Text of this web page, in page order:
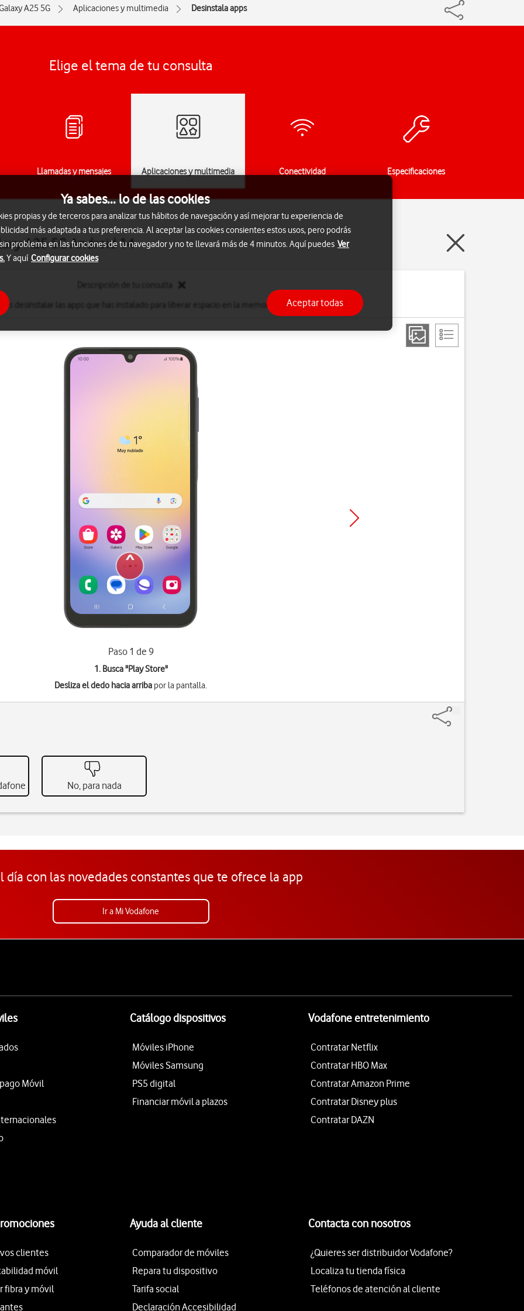
A25 5G Aplicaciones y multimedia Desinstala apps
Elige el tema de tu consulta
Llamadas y mensajes Aplicaciones y multimedia Conectividad Especificaciones
A25 5G Android 14
desinstalar las apps que has instalado para liberar espacio en la memoria.
Paso 1 de 9
1. Busca "Play Store"
Desliza el dedo hacia arriba por la pantalla.
No, para nada
día con las novedades constantes que te ofrece la app
Ir a Mi Vodafone
Móvil
Catálogo dispositivos
Móviles iPhone
Móviles Samsung
PS5 digital
Financiar móvil a plazos
Vodafone entretenimiento
Contratar Netflix
Contratar HBO Max
Contratar Amazon Prime
Contratar Disney plus
Contratar DAZN
clientes
móvil
fibra y móvil
Ayuda al cliente
Comparador de móviles
Repara tu dispositivo
Tarifa social
Declaración Accesibilidad
Contacta con nosotros
¿Quieres ser distribuidor Vodafone?
Localiza tu tienda física
Teléfonos de atención al cliente
Ya sabes... lo de las cookies
propias y de terceros para analizar tus hábitos de navegación y así mejorar tu experiencia de
más adaptada a tus preferencia. Al aceptar las cookies consientes estos usos, pero podrás
problema en las funciones de tu navegador y no te llevará más de 4 minutos. Aquí puedes Ver
Y aquí Configurar cookies
Aceptar todas